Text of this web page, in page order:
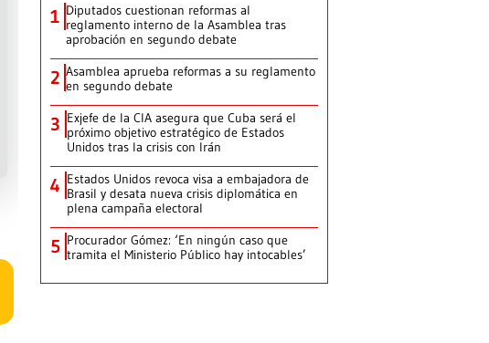
1 Diputados cuestionan reformas al
reglamento interno de la Asamblea tras
aprobación en segundo debate
2 Asamblea aprueba reformas a su reglamento
en segundo debate
3 Exjefe de la CIA asegura que Cuba será el
próximo objetivo estratégico de Estados
Unidos tras la crisis con Irán
4 Estados Unidos revoca visa a embajadora de
Brasil y desata nueva crisis diplomática en
plena campaña electoral
5 Procurador Gómez: ‘En ningún caso que
tramita el Ministerio Público hay intocables’